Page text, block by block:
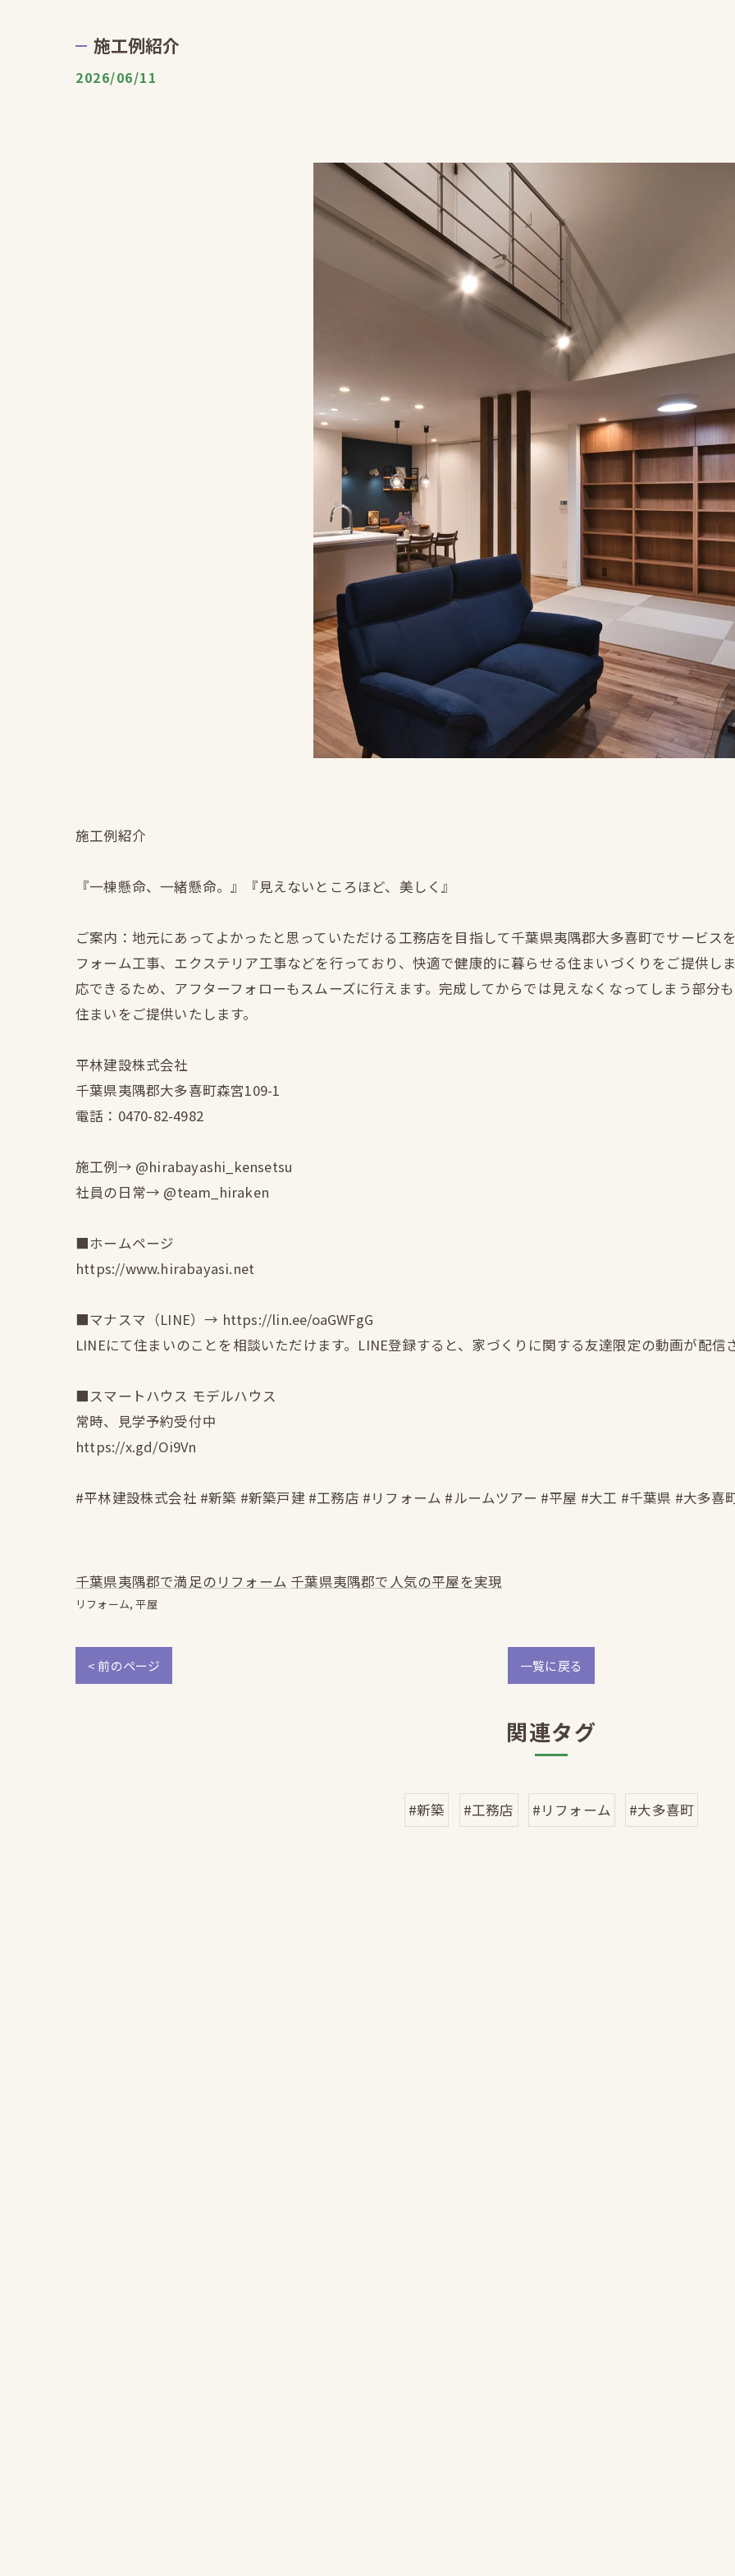
施工例紹介
2026/06/11
施工例紹介
『一棟懸命、一緒懸命。』『見えないところほど、美しく』
ご案内：地元にあってよかったと思っていただける工務店を目指して千葉県夷隅郡大多喜町でサービス
フォーム工事、エクステリア工事などを行っており、快適で健康的に暮らせる住まいづくりをご提供し
応できるため、アフターフォローもスムーズに行えます。完成してからでは見えなくなってしまう部分
住まいをご提供いたします。
平林建設株式会社
千葉県夷隅郡大多喜町森宮109-1
電話：0470-82-4982
施工例→ @hirabayashi_kensetsu
社員の日常→ @team_hiraken
■ホームページ
https://www.hirabayasi.net
■マナスマ（LINE）→ https://lin.ee/oaGWFgG
LINEにて住まいのことを相談いただけます。LINE登録すると、家づくりに関する友達限定の動画が配信
■スマートハウス モデルハウス
常時、見学予約受付中
https://x.gd/Oi9Vn
#平林建設株式会社 #新築 #新築戸建 #工務店 #リフォーム #ルームツアー #平屋 #大工 #千葉県 #大多喜
千葉県夷隅郡で満足のリフォーム 千葉県夷隅郡で人気の平屋を実現
リフォーム 平屋
< 前のページ 一覧に戻る
関連タグ
#新築 #工務店 #リフォーム #大多喜町